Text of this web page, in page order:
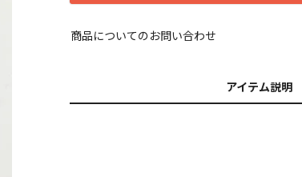
商品についてのお問い合わせ
アイテム説明